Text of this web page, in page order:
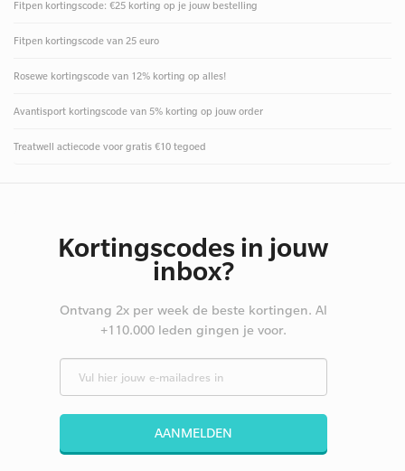
Fitpen kortingscode: €25 korting op je jouw bestelling
Fitpen kortingscode van 25 euro
Rosewe kortingscode van 12% korting op alles!
Avantisport kortingscode van 5% korting op jouw order
Treatwell actiecode voor gratis €10 tegoed
Kortingscodes in jouw
inbox?
Ontvang 2x per week de beste kortingen. Al
+110.000 leden gingen je voor.
AANMELDEN